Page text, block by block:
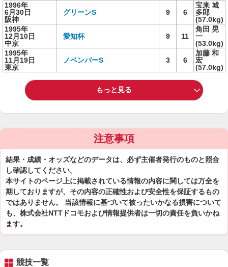
1996年
6月30日
阪神
グリーンS 9 6
宝来 城
多郎
(57.0kg)
1995年
12月10日
中京
愛知杯 9 11
角田 晃
一
(53.0kg)
1995年
11月19日
東京
ノベンバーS 3 6
加藤 和
宏
(57.0kg)
もっと見る
注意事項
結果・成績・オッズなどのデータは、必ず主催者発行のものと照合
し確認してください。
本サイトのページ上に掲載されている情報の内容に関しては万全を
期しておりますが、その内容の正確性および安全性を保証するもの
ではありません。 当該情報に基づいて被ったいかなる損害について
も、株式会社NTTドコモおよび情報提供者は一切の責任を負いかね
ます。
競技一覧